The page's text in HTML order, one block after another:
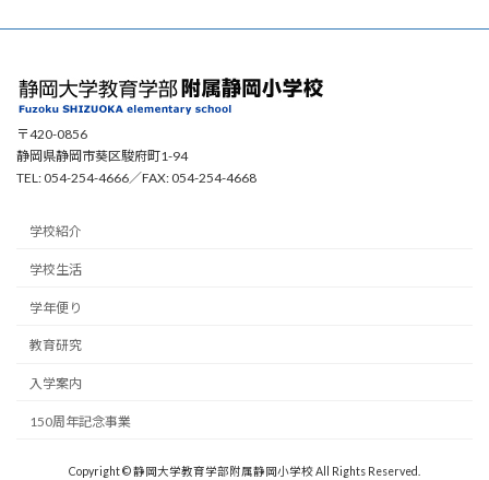
〒420-0856
静岡県静岡市葵区駿府町1-94
TEL: 054-254-4666／FAX: 054-254-4668
学校紹介
学校生活
学年便り
教育研究
入学案内
150周年記念事業
Copyright © 静岡大学教育学部附属静岡小学校 All Rights Reserved.